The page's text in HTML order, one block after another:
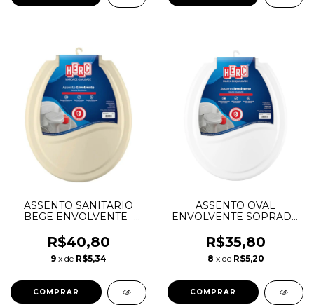
ASSENTO SANITARIO
BEGE ENVOLVENTE -
R$40,80
9 x de R$5,34
ASSENTO OVAL
ENVOLVENTE SOPRADO
R$35,80
8 x de R$5,20